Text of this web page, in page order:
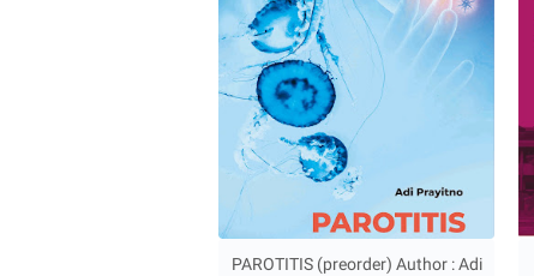
PAROTITIS (preorder) Author : Adi